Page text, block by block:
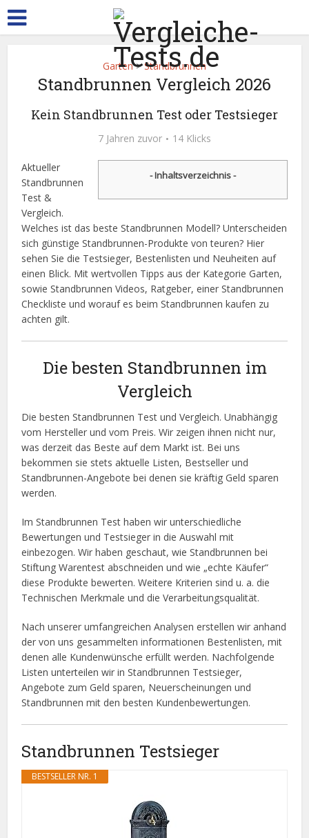
Garten>Standbrunnen
Standbrunnen Vergleich 2026
Kein Standbrunnen Test oder Testsieger
7 Jahren zuvor 14 Klicks
- Inhaltsverzeichnis -
Aktueller
Standbrunnen
Test &
Vergleich.
Welches ist das beste Standbrunnen Modell? Unterscheiden
sich günstige Standbrunnen-Produkte von teuren? Hier
sehen Sie die Testsieger, Bestenlisten und Neuheiten auf
einen Blick. Mit wertvollen Tipps aus der Kategorie Garten,
sowie Standbrunnen Videos, Ratgeber, einer Standbrunnen
Checkliste und worauf es beim Standbrunnen kaufen zu
achten gilt.
Die besten Standbrunnen im
Vergleich
Die besten Standbrunnen Test und Vergleich. Unabhängig
vom Hersteller und vom Preis. Wir zeigen ihnen nicht nur,
was derzeit das Beste auf dem Markt ist. Bei uns
bekommen sie stets aktuelle Listen, Bestseller und
Standbrunnen-Angebote bei denen sie kräftig Geld sparen
werden.
Im Standbrunnen Test haben wir unterschiedliche
Bewertungen und Testsieger in die Auswahl mit
einbezogen. Wir haben geschaut, wie Standbrunnen bei
Stiftung Warentest abschneiden und wie „echte Käufer“
diese Produkte bewerten. Weitere Kriterien sind u. a. die
Technischen Merkmale und die Verarbeitungsqualität.
Nach unserer umfangreichen Analysen erstellen wir anhand
der von uns gesammelten informationen Bestenlisten, mit
denen alle Kundenwünsche erfüllt werden. Nachfolgende
Listen unterteilen wir in Standbrunnen Testsieger,
Angebote zum Geld sparen, Neuerscheinungen und
Standbrunnen mit den besten Kundenbewertungen.
Standbrunnen Testsieger
BESTSELLER NR. 1